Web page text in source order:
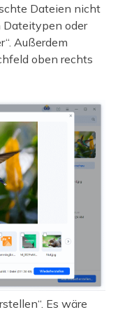
Dateien nicht
Dateitypen oder
Außerdem
oben rechts
Es wäre